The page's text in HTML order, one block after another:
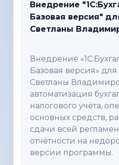
Внедрение
Базовая версия"
Светланы
Внедрение
Базовая версия»
Светланы
автоматизация
налогового учёта,
основных средств,
сдачи всей
отчётности на
версии программы.